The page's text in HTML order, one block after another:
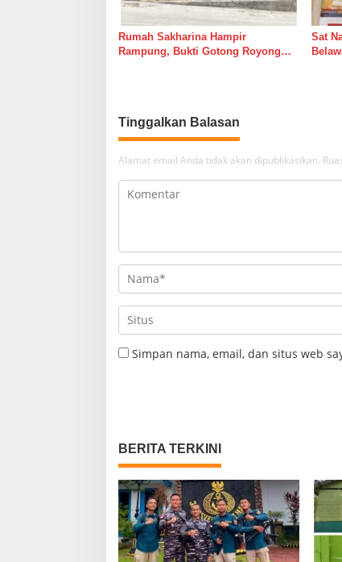
Rumah Sakharina Hampir
Rampung, Bukti Gotong Royong
Sat
Tinggalkan Balasan
Alamat email Anda tidak akan dipublikasikan.
Simpan nama, email, dan situs web
BERITA TERKINI